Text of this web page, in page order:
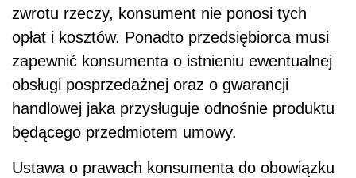
zwrotu rzeczy, konsument nie ponosi tych
opłat i kosztów. Ponadto przedsiębiorca musi
zapewnić konsumenta o istnieniu ewentualnej
obsługi posprzedażnej oraz o gwarancji
handlowej jaka przysługuje odnośnie produktu
będącego przedmiotem umowy.
Ustawa o prawach konsumenta do obowiązku